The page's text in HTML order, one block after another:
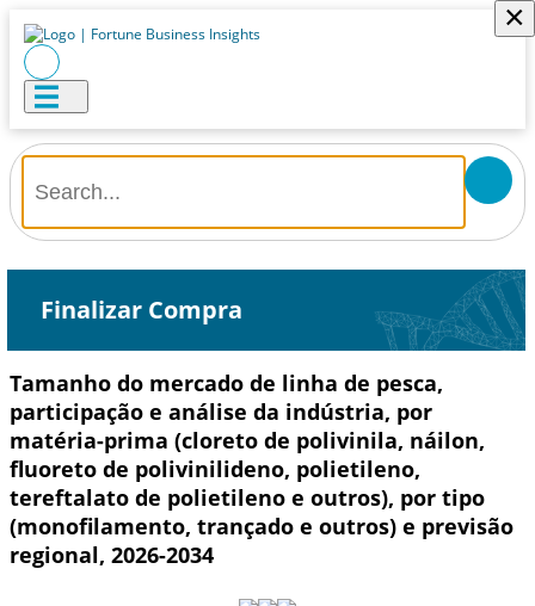
×
Finalizar Compra
Tamanho do mercado de linha de pesca,
participação e análise da indústria, por
matéria-prima (cloreto de polivinila, náilon,
fluoreto de polivinilideno, polietileno,
tereftalato de polietileno e outros), por tipo
(monofilamento, trançado e outros) e previsão
regional, 2026-2034